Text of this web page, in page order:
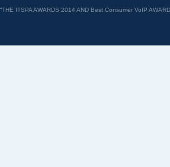
“THE ITSPA AWARDS 2014 AND Best Consumer VoIP